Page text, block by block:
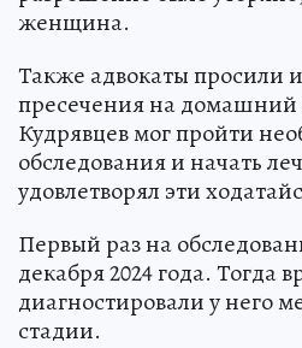
женщина.
Также адвокаты просили
пресечения на домашний
Кудрявцев мог пройти
обследования и начать
удовлетворял эти
Первый раз на
декабря 2024 года. Тогда
диагностировали у него
стадии.